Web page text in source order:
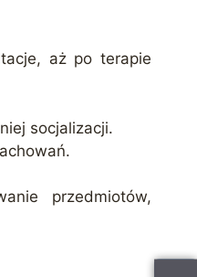
aż po terapie
socjalizacji.
przedmiotów,